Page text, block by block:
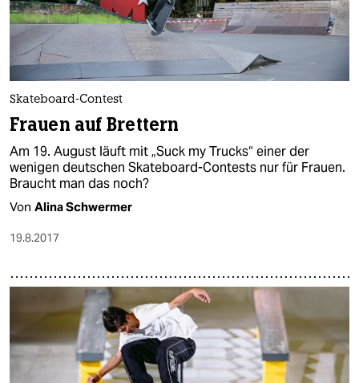
Skateboard-Contest
Frauen auf Brettern
Am 19. August läuft mit „Suck my Trucks“ einer der
wenigen deutschen Skateboard-Contests nur für Frauen.
Braucht man das noch?
Von Alina Schwermer
19.8.2017